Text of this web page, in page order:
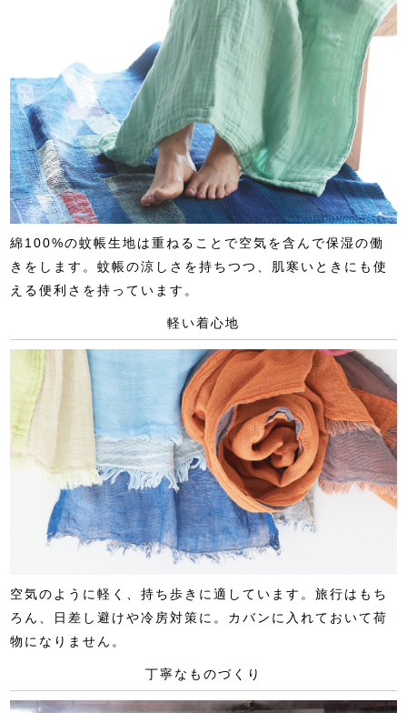
綿100%の蚊帳生地は重ねることで空気を含んで保湿の働
きをします。蚊帳の涼しさを持ちつつ、肌寒いときにも使
える便利さを持っています。
軽い着心地
空気のように軽く、持ち歩きに適しています。旅行はもち
ろん、日差し避けや冷房対策に。カバンに入れておいて荷
物になりません。
丁寧なものづくり